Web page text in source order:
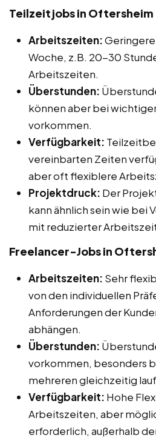
Teilzeitjobs in Oftersheim
Arbeitszeiten:
Woche, z.B. 20-30
Arbeitszeiten.
Überstunden:
können aber bei
vorkommen.
Verfügbarkeit:
vereinbarten Zeiten
aber oft flexiblere
Projektdruck: Der
kann ähnlich sein wie bei
mit reduzierter
Freelancer-Jobs in
Arbeitszeiten: Sehr
von den individuellen
Anforderungen der
abhängen.
Überstunden:
vorkommen, besonders
mehreren gleichzeitig
Verfügbarkeit: Hohe
Arbeitszeiten, aber
erforderlich, außerhalb